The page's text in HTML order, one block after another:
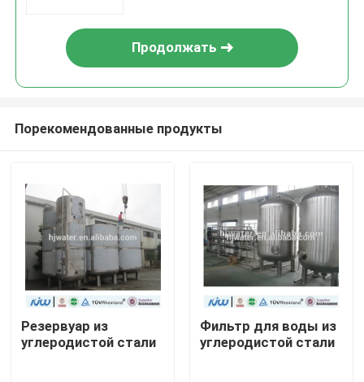
Продолжать
Порекомендованные продукты
Резервуар из
углеродистой стали
Фильтр для воды из
углеродистой стали